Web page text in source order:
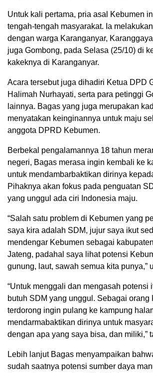
Untuk kali pertama, pria asal Kebumen
tengah-tengah masyarakat. Ia
dengan warga Karanganyar,
juga Gombong, pada Selasa (25/10) di
kakeknya di Karanganyar.
Acara tersebut juga dihadiri Ketua DPD
Halimah Nurhayati, serta para petinggi
lainnya. Bagas yang juga merupakan
menyatakan keinginannya untuk maju
anggota DPRD Kebumen.
Berbekal pengalamannya 18 tahun
negeri, Bagas merasa ingin kembali ke
untuk mendambarbaktikan dirinya
Pihaknya akan fokus pada penguatan
yang unggul ada ciri Indonesia maju.
“Salah satu problem di Kebumen yang
saya kira adalah SDM, jujur saya ikut
mendengar Kebumen sebagai
Jateng, padahal saya lihat potensi
gunung, laut, sawah semua kita punya,”
“Untuk menggali dan mengasah potensi
butuh SDM yang unggul. Sebagai orang
terdorong ingin pulang ke kampung
mendarmabaktikan dirinya untuk
dengan apa yang saya bisa, dan miliki,”
Lebih lanjut Bagas menyampaikan
sudah saatnya potensi sumber daya